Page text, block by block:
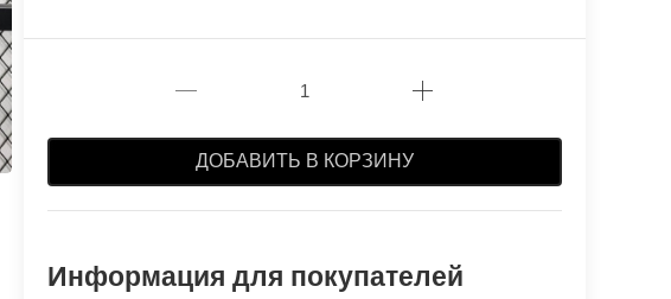
ДОБАВИТЬ В КОРЗИНУ
Информация для покупателей